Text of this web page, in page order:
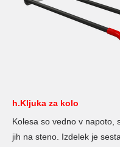
h.Kljuka za kolo
Kolesa so vedno v napoto,
jih na steno. Izdelek je